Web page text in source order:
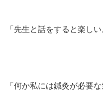
「先生と話をすると楽し
「何か私には鍼灸が必要な